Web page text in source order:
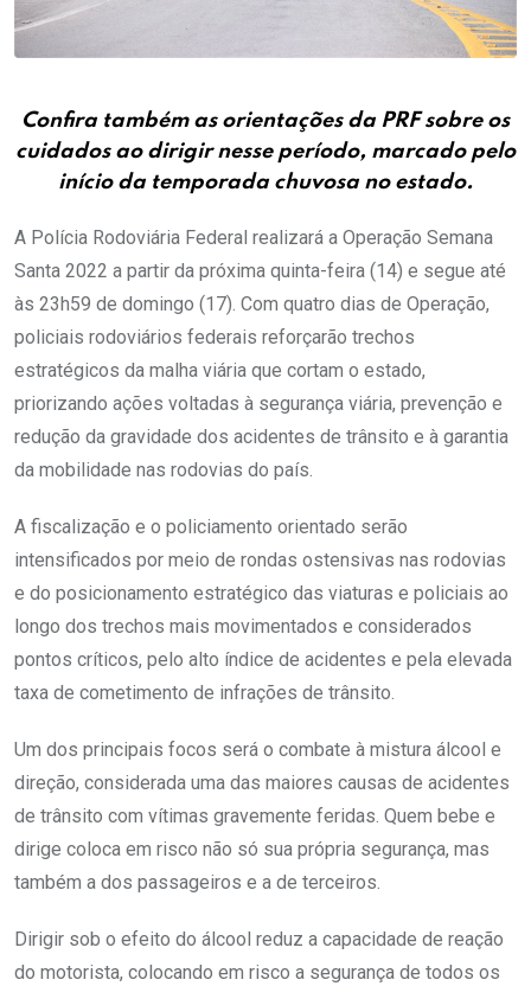
Confira também as orientações da PRF sobre os
cuidados ao dirigir nesse período, marcado pelo
início da temporada chuvosa no estado.
A Polícia Rodoviária Federal realizará a Operação Semana
Santa 2022 a partir da próxima quinta-feira (14) e segue até
às 23h59 de domingo (17). Com quatro dias de Operação,
policiais rodoviários federais reforçarão trechos
estratégicos da malha viária que cortam o estado,
priorizando ações voltadas à segurança viária, prevenção e
redução da gravidade dos acidentes de trânsito e à garantia
da mobilidade nas rodovias do país.
A fiscalização e o policiamento orientado serão
intensificados por meio de rondas ostensivas nas rodovias
e do posicionamento estratégico das viaturas e policiais ao
longo dos trechos mais movimentados e considerados
pontos críticos, pelo alto índice de acidentes e pela elevada
taxa de cometimento de infrações de trânsito.
Um dos principais focos será o combate à mistura álcool e
direção, considerada uma das maiores causas de acidentes
de trânsito com vítimas gravemente feridas. Quem bebe e
dirige coloca em risco não só sua própria segurança, mas
também a dos passageiros e a de terceiros.
Dirigir sob o efeito do álcool reduz a capacidade de reação
do motorista, colocando em risco a segurança de todos os